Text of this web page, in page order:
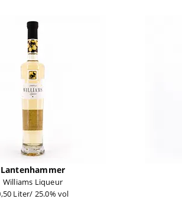
Lantenhammer
Williams Liqueur
Liter/ 25.0% vol